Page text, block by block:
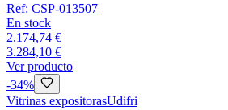
Ref: CSP-013507
En stock
2.174,74 €
3.284,10 €
Ver producto
-34%
Vitrinas expositorasUdifri